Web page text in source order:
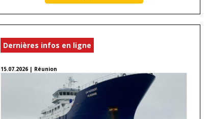
Dernières infos en ligne
15.07.2026 | Réunion